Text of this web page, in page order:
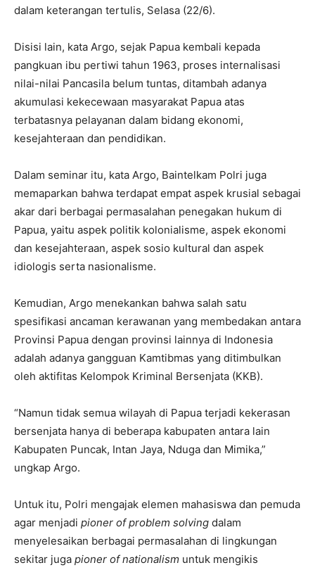
dalam keterangan tertulis, Selasa (22/6).
Disisi lain, kata Argo, sejak Papua kembali kepada
pangkuan ibu pertiwi tahun 1963, proses internalisasi
nilai-nilai Pancasila belum tuntas, ditambah adanya
akumulasi kekecewaan masyarakat Papua atas
terbatasnya pelayanan dalam bidang ekonomi,
kesejahteraan dan pendidikan.
Dalam seminar itu, kata Argo, Baintelkam Polri juga
memaparkan bahwa terdapat empat aspek krusial sebagai
akar dari berbagai permasalahan penegakan hukum di
Papua, yaitu aspek politik kolonialisme, aspek ekonomi
dan kesejahteraan, aspek sosio kultural dan aspek
idiologis serta nasionalisme.
Kemudian, Argo menekankan bahwa salah satu
spesifikasi ancaman kerawanan yang membedakan antara
Provinsi Papua dengan provinsi lainnya di Indonesia
adalah adanya gangguan Kamtibmas yang ditimbulkan
oleh aktifitas Kelompok Kriminal Bersenjata (KKB).
“Namun tidak semua wilayah di Papua terjadi kekerasan
bersenjata hanya di beberapa kabupaten antara lain
Kabupaten Puncak, Intan Jaya, Nduga dan Mimika,”
ungkap Argo.
Untuk itu, Polri mengajak elemen mahasiswa dan pemuda
agar menjadi pioner of problem solving dalam
menyelesaikan berbagai permasalahan di lingkungan
sekitar juga pioner of nationalism untuk mengikis